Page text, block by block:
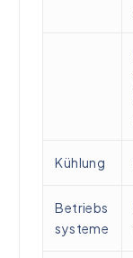
Kühlung
Betriebs
systeme